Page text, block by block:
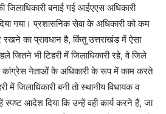
जिलाधिकारी बनाई गई आईएएस अधिकारी
गया। प्रशासनिक सेवा के अधिकारी को कम
का प्रावधान है, किंतु उत्तराखंड में ऐसा
जितने भी टिहरी में जिलाधिकारी रहे, वे जिले
कांग्रेस नेताओं के अधिकारी के रूप में काम करते
में जिलाधिकारी बनी तो स्थानीय विधायक व
स्पष्ट आदेश दिया कि उन्हें वही कार्य करने हैं, जा